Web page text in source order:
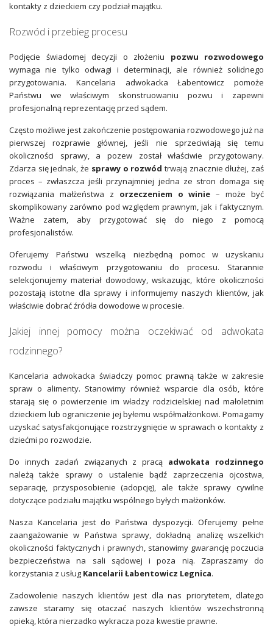
kontakty z dzieckiem czy podział majątku.
Rozwód i przebieg procesu
Podjęcie świadomej decyzji o złożeniu pozwu rozwodowego
wymaga nie tylko odwagi i determinacji, ale również solidnego
przygotowania. Kancelaria adwokacka Łabentowicz pomoże
Państwu we właściwym skonstruowaniu pozwu i zapewni
profesjonalną reprezentację przed sądem.
Często możliwe jest zakończenie postępowania rozwodowego już na
pierwszej rozprawie głównej, jeśli nie sprzeciwiają się temu
okoliczności sprawy, a pozew został właściwie przygotowany.
Zdarza się jednak, że sprawy o rozwód trwają znacznie dłużej, zaś
proces – zwłaszcza jeśli przynajmniej jedna ze stron domaga się
rozwiązania małżeństwa z orzeczeniem o winie – może być
skomplikowany zarówno pod względem prawnym, jak i faktycznym.
Ważne zatem, aby przygotować się do niego z pomocą
profesjonalistów.
Oferujemy Państwu wszelką niezbędną pomoc w uzyskaniu
rozwodu i właściwym przygotowaniu do procesu. Starannie
selekcjonujemy materiał dowodowy, wskazując, które okoliczności
pozostają istotne dla sprawy i informujemy naszych klientów, jak
właściwie dobrać źródła dowodowe w procesie.
Jakiej innej pomocy można oczekiwać od adwokata
rodzinnego?
Kancelaria adwokacka świadczy pomoc prawną także w zakresie
spraw o alimenty. Stanowimy również wsparcie dla osób, które
starają się o powierzenie im władzy rodzicielskiej nad małoletnim
dzieckiem lub ograniczenie jej byłemu współmałżonkowi. Pomagamy
uzyskać satysfakcjonujące rozstrzygnięcie w sprawach o kontakty z
dziećmi po rozwodzie.
Do innych zadań związanych z pracą adwokata rodzinnego
należą także sprawy o ustalenie bądź zaprzeczenia ojcostwa,
separację, przysposobienie (adopcję), ale także sprawy cywilne
dotyczące podziału majątku wspólnego byłych małżonków.
Nasza Kancelaria jest do Państwa dyspozycji. Oferujemy pełne
zaangażowanie w Państwa sprawy, dokładną analizę wszelkich
okoliczności faktycznych i prawnych, stanowimy gwarancję poczucia
bezpieczeństwa na sali sądowej i poza nią. Zapraszamy do
korzystania z usług Kancelarii Łabentowicz Legnica.
Zadowolenie naszych klientów jest dla nas priorytetem, dlatego
zawsze staramy się otaczać naszych klientów wszechstronną
opieką, która nierzadko wykracza poza kwestie prawne.